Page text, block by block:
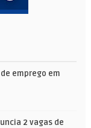
emprego em
2 vagas de